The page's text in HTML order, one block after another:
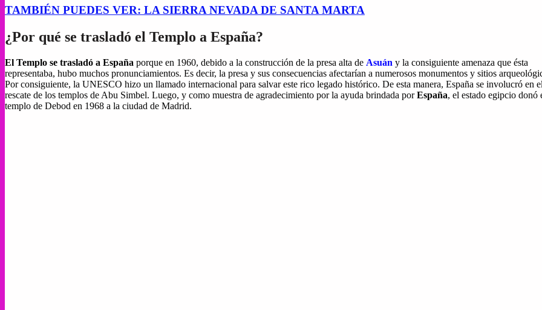
TAMBIÉN PUEDES VER: LA SIERRA NEVADA DE SANTA MARTA
¿Por qué se trasladó el Templo a España?
El Templo se trasladó a España porque en 1960, debido a la construcción de la presa alta de Asuán y la consiguiente amenaza que ésta
representaba, hubo muchos pronunciamientos. Es decir, la presa y sus consecuencias afectarían a numerosos monumentos y sitios
Por consiguiente, la UNESCO hizo un llamado internacional para salvar este rico legado histórico. De esta manera, España se involucró en el
rescate de los templos de Abu Simbel. Luego, y como muestra de agradecimiento por la ayuda brindada porEspaña, el estado egipcio donó
templo de Debod en 1968 a la ciudad de Madrid.